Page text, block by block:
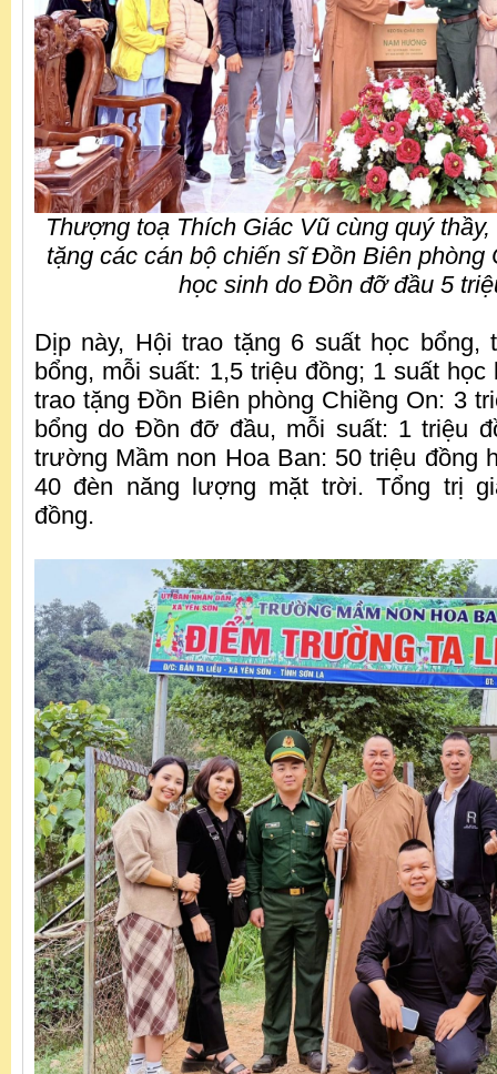
Thượng toạ Thích Giác Vũ cùng quý
tặng các cán bộ chiến sĩ Đồn Biên phòng
học sinh do Đồn đỡ đầu 5
Dịp này, Hội trao tặng 6 suất học bổng,
bổng, mỗi suất: 1,5 triệu đồng; 1 suất
trao tặng Đồn Biên phòng Chiềng On: 3
bổng do Đồn đỡ đầu, mỗi suất: 1 triệu
trường Mầm non Hoa Ban: 50 triệu đồng
40 đèn năng lượng mặt trời. Tổng trị
đồng.